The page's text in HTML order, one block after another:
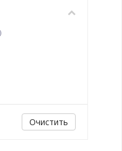
Очистить